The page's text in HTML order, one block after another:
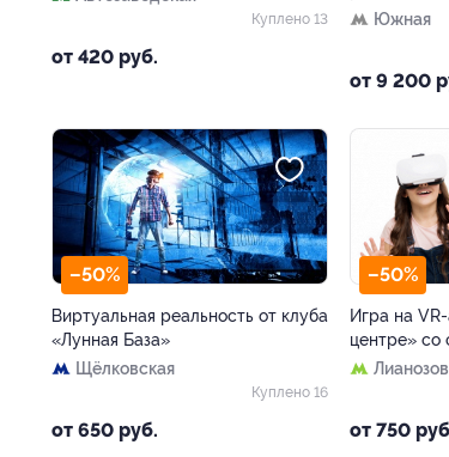
от 420 руб.
Куплено 13
Южная
от 9 200
–50%
Виртуальная реальность от клуба
«Лунная База»
Щёлковская
от 650 руб.
Куплено 16
–50%
Игра на
центре» со
от 750